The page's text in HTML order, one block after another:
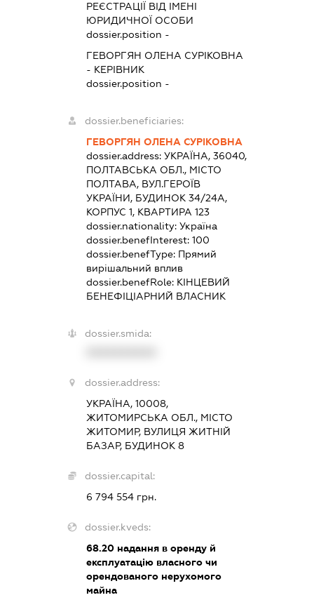
РЕЄСТРАЦІЇ ВІД ІМЕНІ
ЮРИДИЧНОЇ ОСОБИ
dossier.position -
ГЕВОРГЯН ОЛЕНА СУРІКОВНА
- КЕРІВНИК
dossier.position -
dossier.beneficiaries:
ГЕВОРГЯН ОЛЕНА СУРІКОВНА
dossier.address:УКРАЇНА, 36040,
ПОЛТАВСЬКА ОБЛ., МІСТО
ПОЛТАВА, ВУЛ.ГЕРОЇВ
УКРАЇНИ, БУДИНОК 34/24А,
КОРПУС 1, КВАРТИРА 123
dossier.nationality:Україна
dossier.benefInterest:100
dossier.benefType: Прямий
вирішальний вплив
dossier.benefRole: КІНЦЕВИЙ
БЕНЕФІЦІАРНИЙ ВЛАСНИК
dossier.smida:
dossier.address:
УКРАЇНА, 10008,
ЖИТОМИРСЬКА ОБЛ., МІСТО
ЖИТОМИР, ВУЛИЦЯ ЖИТНІЙ
БАЗАР, БУДИНОК 8
dossier.capital:
6 794 554 грн.
dossier.kveds:
68.20 надання в оренду й
експлуатацію власного чи
орендованого нерухомого
майна